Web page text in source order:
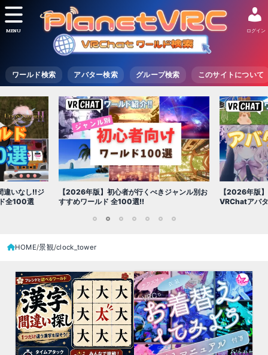
ワールド検索 アバター検索 グループ検索 このサイトについて
ログイン
MENU
し!!ジ
選
【2026年版】初心者が行くべきジャンル別お
すすめワールド 全100選!!
【2026年版】初心者
VRChatアバター（
HOME 景観 clock_tower